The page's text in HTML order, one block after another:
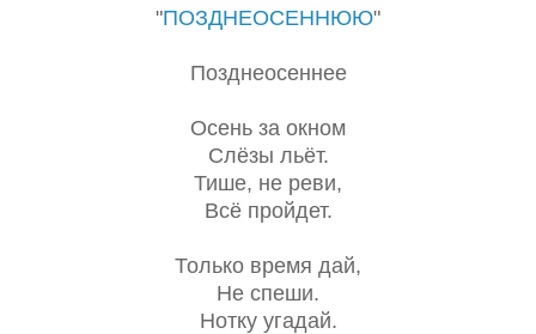
"ПОЗДНЕОСЕННЮЮ"
Позднеосеннее
Осень за окном
Слёзы льёт.
Тише, не реви,
Всё пройдет.
Только время дай,
Не спеши.
Нотку угадай.